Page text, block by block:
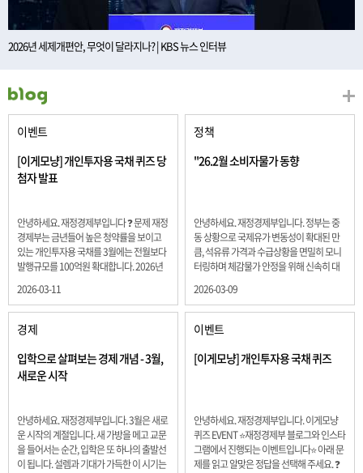
2026년 세제개편안, 무엇이 달라지나? | KBS 뉴스 인터뷰
이벤트
[이게모냥] 개인투자용 국채 퀴즈 당
첨자 발표
안녕하세요. 재정경제부입니다 ❓ 문제 재정
경제부는 금년들어 높은 청약률을 보이고
있는 개인투자용 국채를 3월에는 전월보다
발행규모를 100억원 확대합니다. 2026년
5년물 600억원, 10년물 900억원, 20년물
300억원입니다. 그렇다면 3월 개인투자용
국채의 총 발행 예정 금액은 얼마일까요??
보기 ① 1,600억원 ② 1,700억원 ③ 1,800
억원 ④ 2,000억원 정답 : 1,800억원 참여해
주신 모든 분들 감사합니다! 당첨자분들에
게는 지난 이벤트 블로그 게시글에 비밀댓
전달드립니다.
2026-03-11
정책
"26.2월 소비자물가 동향
안녕하세요. 재정경제부입니다. 정부는 중
동 상황으로 국제유가 변동성이 확대된 만
큼, 석유류 가격과 수급상황을 면밀히 모니
터링하며 체감물가 안정을 위해 신속히 대
료품과 에너지를 제외하고 추세적 흐름을
보여주는 근원물가는 2.3% 상승 향후 지정
학적 요인, 기상여건 등 불확실성이 있는 만
큼, 정부는 체감물가 안정을 위해 총력을 다
할 계획입니다. 특히, 최근 중동 상황으로 국
제유가 변동성이 확대된 만큼, 석유류 가격･
다.
2026-03-09
경제
입학으로 살펴보는 경제 개념 - 3월,
새로운 시작
안녕하세요. 재정경제부입니다. 3월은 새로
운 시작의 계절입니다. 새 가방을 메고 교문
을 들어서는 순간, 입학은 또 하나의 출발선
이 됩니다. 설렘과 기대가 가득한 이 시기는
이벤트
[이게모냥] 개인투자용 국채 퀴즈
안녕하세요. 재정경제부입니다. 이게모냥
퀴즈 EVENT ⭐재정경제부 블로그와 인스타
그램에서 진행되는 이벤트입니다⭐ 아래 문
제를 읽고 알맞은 정답을 선택해 주세요. ❓